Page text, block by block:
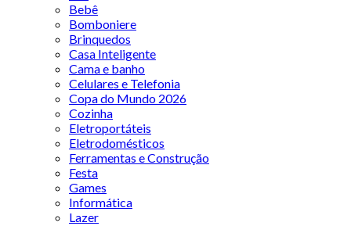
Bebê
Bomboniere
Brinquedos
Casa Inteligente
Cama e banho
Celulares e Telefonia
Copa do Mundo 2026
Cozinha
Eletroportáteis
Eletrodomésticos
Ferramentas e Construção
Festa
Games
Informática
Lazer